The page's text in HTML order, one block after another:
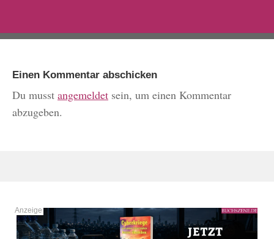
Einen Kommentar abschicken
Du musst angemeldet sein, um einen Kommentar
abzugeben.